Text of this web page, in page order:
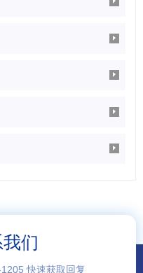
们
快速获取回复